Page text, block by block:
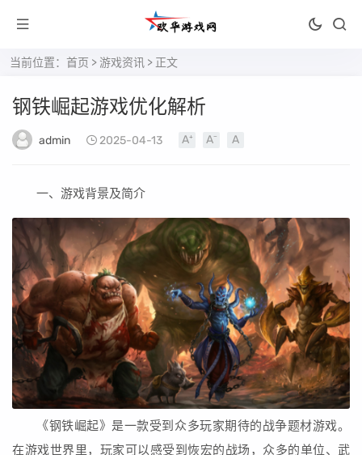
当前位置： 首页 > 游戏资讯 > 正文
钢铁崛起游戏优化解析
admin 2025-04-13
一、游戏背景及简介
《钢铁崛起》是一款受到众多玩家期待的战争题材游戏。
在游戏世界里，玩家可以感受到恢宏的战场，众多的单位、武